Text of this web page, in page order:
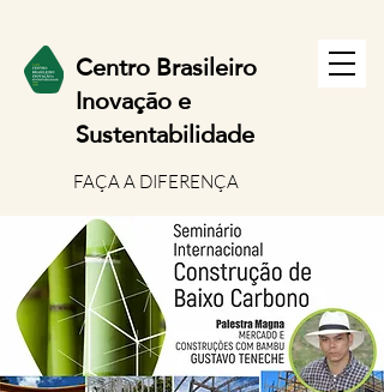
Centro Brasileiro
Inovação e
Sustentabilidade
FAÇA A DIFERENÇA